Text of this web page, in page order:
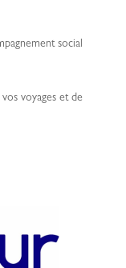
social
voyages et de